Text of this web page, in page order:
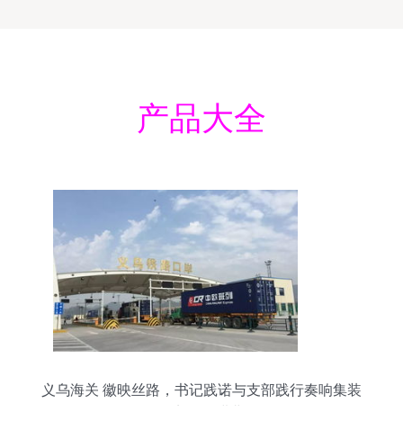
产品大全
义乌海关 徽映丝路，书记践诺与支部践行奏响集装